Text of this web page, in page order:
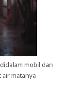
mobil dan
matanya